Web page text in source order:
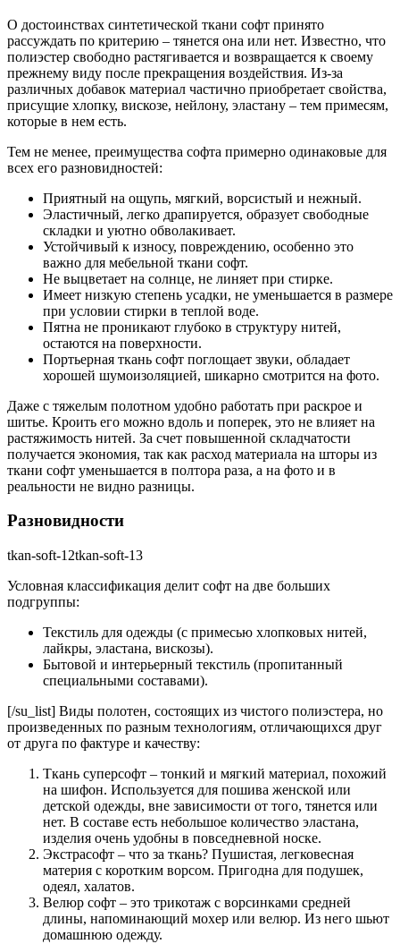
О достоинствах синтетической ткани софт принято
рассуждать по критерию – тянется она или нет. Известно, что
полиэстер свободно растягивается и возвращается к своему
прежнему виду после прекращения воздействия. Из-за
различных добавок материал частично приобретает свойства,
присущие хлопку, вискозе, нейлону, эластану – тем примесям,
которые в нем есть.
Тем не менее, преимущества софта примерно одинаковые для
всех его разновидностей:
Приятный на ощупь, мягкий, ворсистый и нежный.
Эластичный, легко драпируется, образует свободные
складки и уютно обволакивает.
Устойчивый к износу, повреждению, особенно это
важно для мебельной ткани софт.
Не выцветает на солнце, не линяет при стирке.
Имеет низкую степень усадки, не уменьшается в размере
при условии стирки в теплой воде.
Пятна не проникают глубоко в структуру нитей,
остаются на поверхности.
Портьерная ткань софт поглощает звуки, обладает
хорошей шумоизоляцией, шикарно смотрится на фото.
Даже с тяжелым полотном удобно работать при раскрое и
шитье. Кроить его можно вдоль и поперек, это не влияет на
растяжимость нитей. За счет повышенной складчатости
получается экономия, так как расход материала на шторы из
ткани софт уменьшается в полтора раза, а на фото и в
реальности не видно разницы.
Разновидности
tkan-soft-12tkan-soft-13
Условная классификация делит софт на две больших
подгруппы:
Текстиль для одежды (с примесью хлопковых нитей,
лайкры, эластана, вискозы).
Бытовой и интерьерный текстиль (пропитанный
специальными составами).
[/su_list] Виды полотен, состоящих из чистого полиэстера, но
произведенных по разным технологиям, отличающихся друг
от друга по фактуре и качеству:
Ткань суперсофт – тонкий и мягкий материал, похожий
на шифон. Используется для пошива женской или
детской одежды, вне зависимости от того, тянется или
нет. В составе есть небольшое количество эластана,
изделия очень удобны в повседневной носке.
Экстрасофт – что за ткань? Пушистая, легковесная
материя с коротким ворсом. Пригодна для подушек,
одеял, халатов.
Велюр софт – это трикотаж с ворсинками средней
длины, напоминающий мохер или велюр. Из него шьют
домашнюю одежду.